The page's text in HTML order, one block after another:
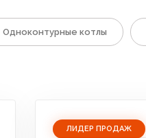
Одноконтурные котлы
ЛИДЕР ПРОДАЖ